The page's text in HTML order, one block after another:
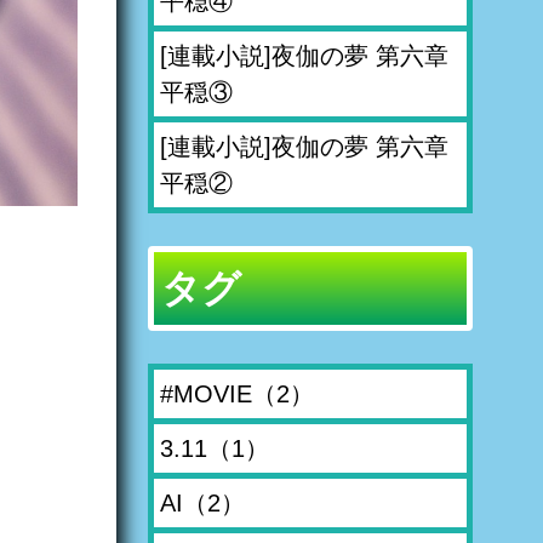
[連載小説]夜伽の夢 第六章
平穏③
[連載小説]夜伽の夢 第六章
平穏②
タグ
#MOVIE（2）
3.11 （1）
AI （2）